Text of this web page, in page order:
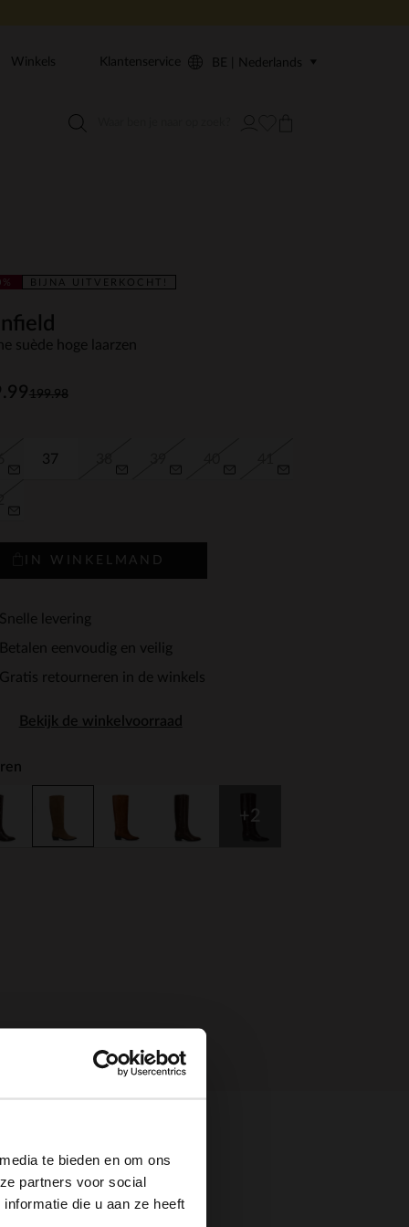
te bieden en om ons
partners voor social
die u aan ze heeft
Winkels Klantenservice BE | Nederlands
BIJNA UITVERKOCHT!
suède hoge laarzen
199.98
37
IN WINKELMAND
Snelle levering
Betalen eenvoudig en veilig
Gratis retourneren in de winkels
Bekijk de winkelvoorraad
+2